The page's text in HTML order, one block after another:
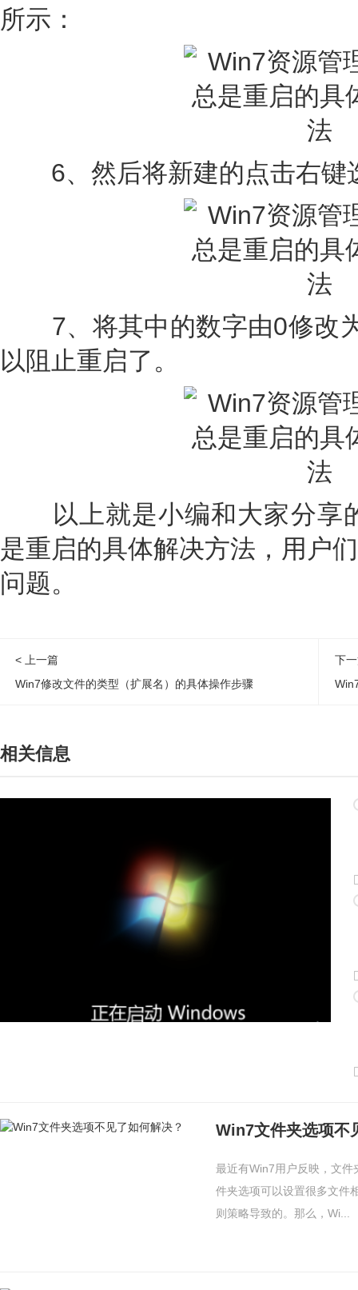
所示：
6、然后将新建的点击右键
7、将其中的数字由0修改
以阻止重启了。
以上就是小编和大家分享
是重启的具体解决方法，用户
问题。
< 上一篇
Win7修改文件的类型（扩展名）的具体操作步骤
下
相关信息
Win7文件夹选项不
最近有Win7用户反映，文
件夹选项可以设置很多文件
则策略导致的。那么，Wi...